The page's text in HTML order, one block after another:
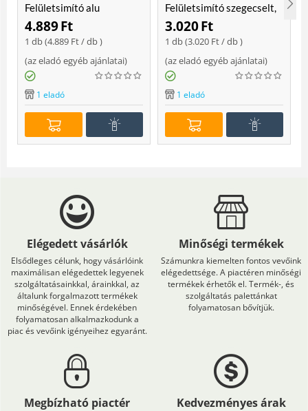
Felületsimító alu
erősített, rome 400 mm
Soft
4.889Ft
1 db (4.889 Ft/ db )
(az eladó egyéb ajánlatai)
1 eladó
Felületsimító szegecselt,
rome 400mm
3.020Ft
1 db (3.020 Ft/ db )
(az eladó egyéb ajánlatai)
1 eladó
Elégedett vásárlók
Elsődleges célunk, hogy vásárlóink
maximálisan elégedettek legyenek
szolgáltatásainkkal, árainkkal, az
általunk forgalmazott termékek
minőségével. Ennek érdekében
folyamatosan alkalmazkodunk a
piac és vevőink igényeihez egyaránt.
Minőségi termékek
Számunkra kiemelten fontos vevőink
elégedettsége. A piactéren minőségi
termékek érhetők el. Termék-, és
szolgáltatás palettánkat
folyamatosan bővítjük.
Megbízható piactér Kedvezményes árak